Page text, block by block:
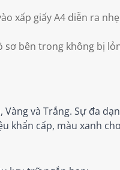
xấp giấy A4 diễn ra
bên trong không bị
và Trắng. Sự đa
khẩn cấp, màu xanh